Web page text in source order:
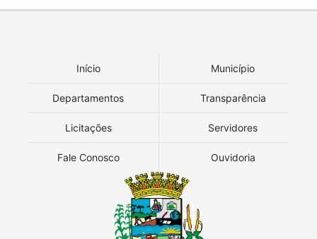
Início Município
Departamentos Transparência
Licitações Servidores
Fale Conosco Ouvidoria